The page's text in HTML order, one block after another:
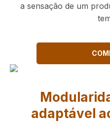
a sensação de um
adaptável